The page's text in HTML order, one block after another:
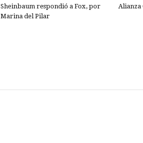
Sheinbaum respondió a Fox, por
Marina del Pilar
Alianza